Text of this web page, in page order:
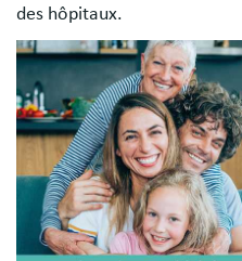
des hôpitaux.
Image